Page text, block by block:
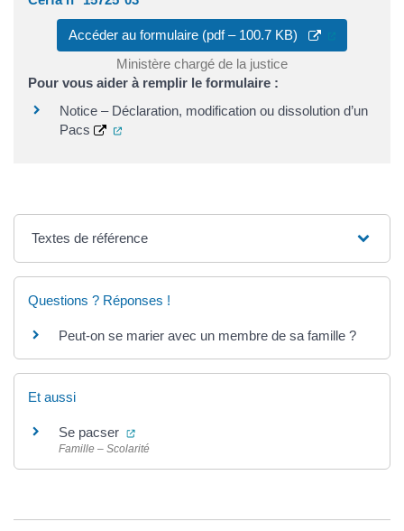
Accéder au formulaire (pdf – 100.7 KB)
(ouverture
Ministère chargé de la justice
Pour vous aider à remplir le formulaire :
Notice – Déclaration, modification ou dissolution d’un
Pacs
(ouverture dans un nouvel onglet)
Textes de référence
Questions ? Réponses !
Peut-on se marier avec un membre de sa famille ?
Et aussi
Se pacser (ouverture dans un nouvel onglet)
Famille – Scolarité